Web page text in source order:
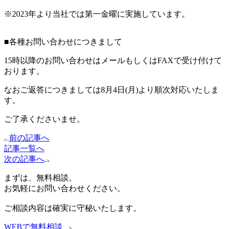
※2023年より当社では第一金曜に実施しています。
■各種お問い合わせにつきまして
15時以降のお問い合わせはメールもしくはFAXで受け付けて
おります。
なおご返答につきましては8月4日(月)より順次対応いたしま
す。
ご了承くださいませ。
前の記事へ
記事一覧へ
次の記事へ
まずは、無料相談。
お気軽にお問い合わせください。
ご相談内容は確実に守秘いたします。
WEBで無料相談